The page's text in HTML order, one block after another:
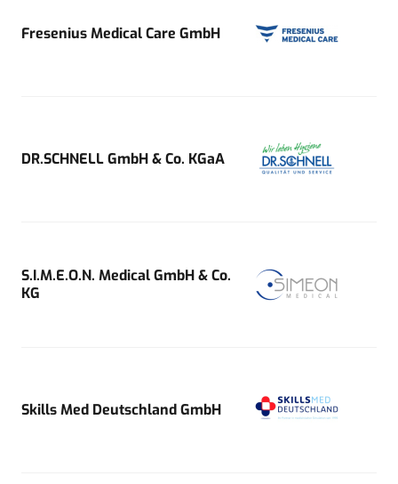
Fresenius Medical Care GmbH
DR.SCHNELL GmbH & Co. KGaA
S.I.M.E.O.N. Medical GmbH & Co.
KG
Skills Med Deutschland GmbH